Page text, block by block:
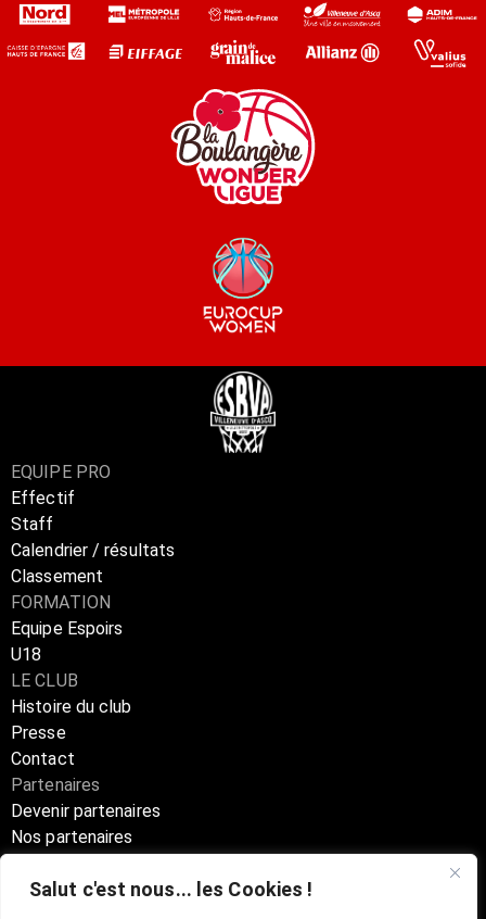
Salut c'est nous... les Cookies !
EQUIPE PRO
Effectif
Staff
Calendrier / résultats
Classement
FORMATION
Equipe Espoirs
U18
LE CLUB
Histoire du club
Presse
Contact
Partenaires
Devenir partenaires
Nos partenaires